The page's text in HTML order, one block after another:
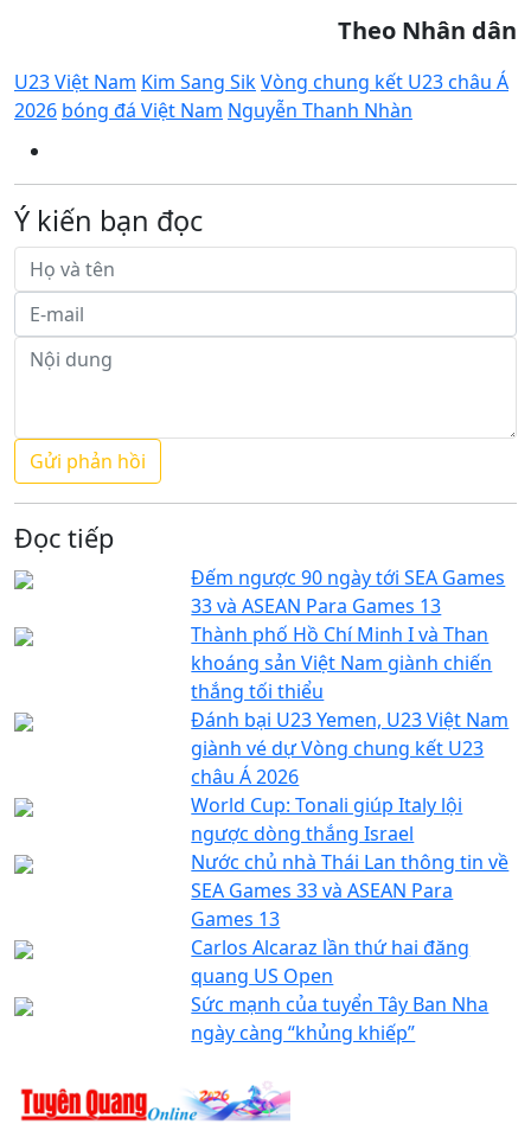
Theo Nhân dân
U23 Việt Nam Kim Sang SikVòng chung kết U23 châu Á
2026 bóng đá Việt Nam Nguyễn Thanh Nhàn
Ý kiến bạn đọc
Đọc tiếp
Đếm ngược 90 ngày tới SEA Games
33 và ASEAN Para Games 13
Thành phố Hồ Chí Minh I và Than
khoáng sản Việt Nam giành chiến
thắng tối thiểu
Đánh bại U23 Yemen, U23 Việt Nam
giành vé dự Vòng chung kết U23
châu Á 2026
World Cup: Tonali giúp Italy lội
ngược dòng thắng Israel
Nước chủ nhà Thái Lan thông tin về
SEA Games 33 và ASEAN Para
Games 13
Carlos Alcaraz lần thứ hai đăng
quang US Open
Sức mạnh của tuyển Tây Ban Nha
ngày càng “khủng khiếp”